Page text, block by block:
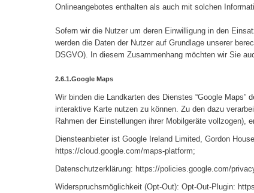
Onlineangebotes enthalten als auch mit solchen
Sofern wir die Nutzer um deren Einwilligung in den
werden die Daten der Nutzer auf Grundlage unserer
DSGVO). In diesem Zusammenhang möchten wir Sie
2.6.1.Google Maps
Wir binden die Landkarten des Dienstes “Google
interaktive Karte nutzen zu können. Zu den dazu
Rahmen der Einstellungen ihrer Mobilgeräte vollzogen),
Diensteanbieter ist Google Ireland Limited, Gordon
https://cloud.google.com/maps-platform;
Datenschutzerklärung: https://policies.google.com/
Widerspruchsmöglichkeit (Opt-Out): Opt-Out-Plugin: